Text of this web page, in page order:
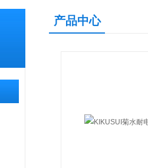
产品中心